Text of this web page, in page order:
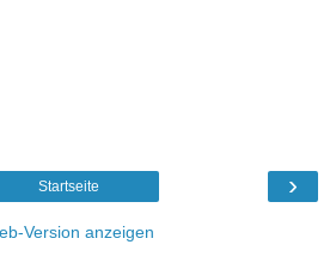
›
Startseite
Version anzeigen